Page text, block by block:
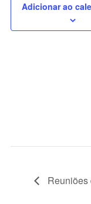
Adicionar ao
Reuniões